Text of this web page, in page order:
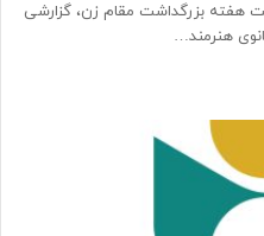
هفته بزرگداشت مقام زن، گزارشی